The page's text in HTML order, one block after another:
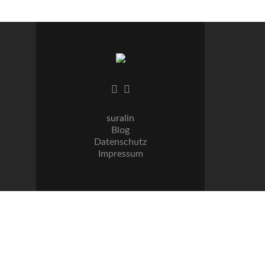
suralin
Blog
Datenschutz
Impressum